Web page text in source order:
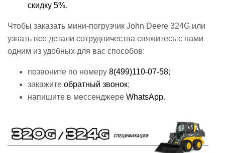
скидку 5%.
Чтобы заказать мини-погрузчик John Deere 324G или
узнать все детали сотрудничества свяжитесь с нами
одним из удобных для вас способов:
позвоните по номеру 8(499)110-07-58;
закажите обратный звонок;
напишите в мессенджере WhatsApp.